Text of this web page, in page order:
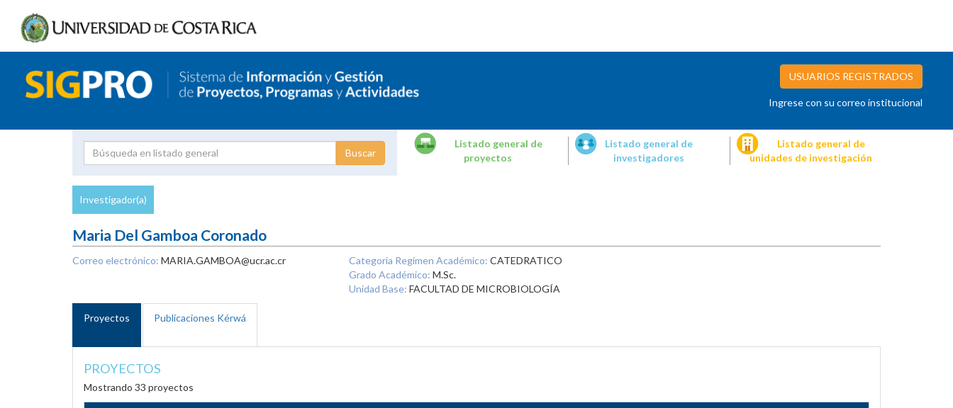
USUARIOS REGISTRADOS
Ingrese con su correo institucional
Proyecto
Listado general de
proyectos
Listado general de
investigadores
Listado general de
unidades de investigación
Investigador(a)
Maria Del Gamboa Coronado
Correo electrónico: MARIA.GAMBOA@ucr.ac.cr Categoría Regimen Académico: CATEDRATICO
Grado Académico: M.Sc.
Unidad Base: FACULTAD DE MICROBIOLOGÍA
Proyectos Publicaciones Kérwá
PROYECTOS
Mostrando 33 proyectos